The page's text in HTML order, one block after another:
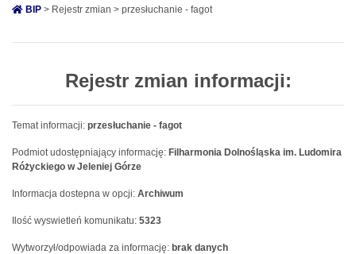
BIP > Rejestr zmian > przesłuchanie - fagot
Rejestr zmian informacji:
Temat informacji: przesłuchanie - fagot
Podmiot udostępniający informację: Filharmonia Dolnośląska im. Ludomira
Różyckiego w Jeleniej Górze
Informacja dostepna w opcji: Archiwum
Ilość wyswietleń komunikatu: 5323
Wytworzył/odpowiada za informację: brak danych